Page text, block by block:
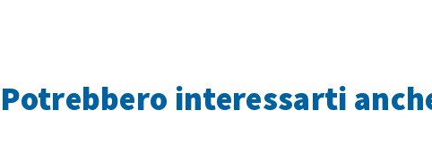
Potrebbero interessarti